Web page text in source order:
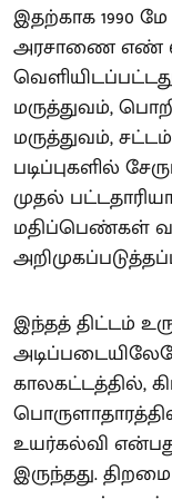
இதற்காக 1990
அரசாணை எண் 638
மருத்துவம்,
மருத்துவம்,
படிப்புகளில்
முதல்
மதிப்பெண்கள்
இந்தத் திட்டம்
காலகட்டத்தில்,
உயர்கல்வி
இருந்தது.